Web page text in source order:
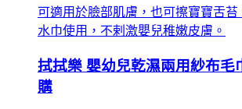
可適用於臉部肌膚，也可擦寶寶舌苔
水巾使用，不剌激嬰兒稚嫩皮膚。
拭拭樂 嬰幼兒乾濕兩用紗布毛
購